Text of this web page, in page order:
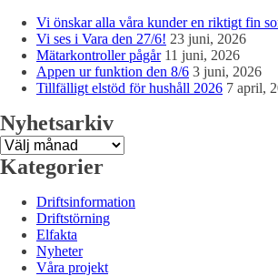
Vi önskar alla våra kunder en riktigt fin
Vi ses i Vara den 27/6! 23 juni, 2026
Mätarkontroller pågår 11 juni, 2026
Appen ur funktion den 8/6 3 juni, 2026
Tillfälligt elstöd för hushåll 2026 7 april,
Nyhetsarkiv
Nyhetsarkiv
Kategorier
Driftsinformation
Driftstörning
Elfakta
Nyheter
Våra projekt